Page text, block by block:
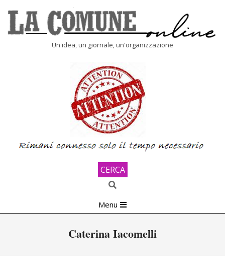
content
Un'idea, un giornale, un'organizzazione
CERCA
Search
Navigation
Menu
Caterina Iacomelli